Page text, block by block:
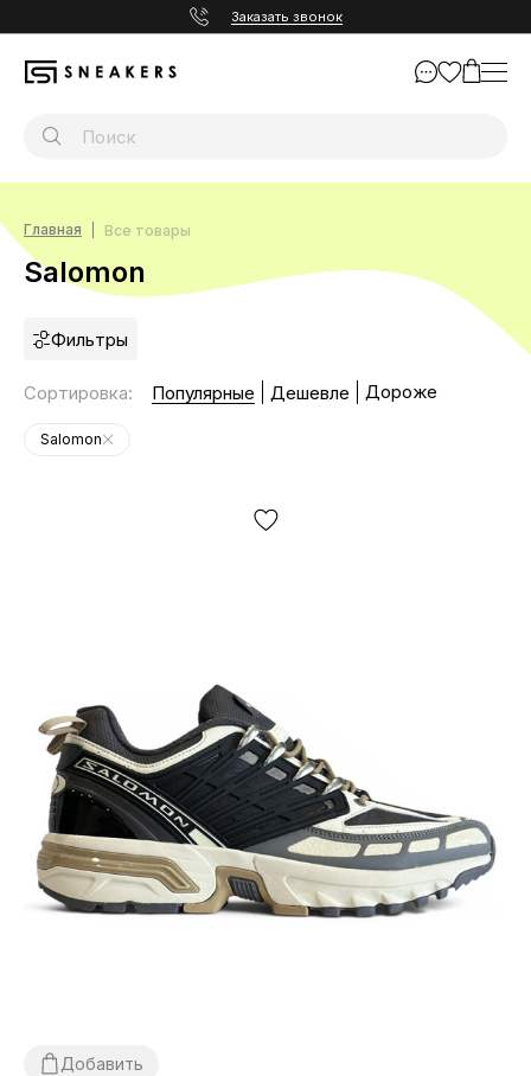
Заказать звонок
Главная Все товары
Salomon
Фильтры
Сортировка: Популярные Дешевле Дороже
Salomon
Добавить